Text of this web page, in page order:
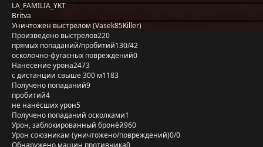
LA_FAMILIA_YKT
Britva
Уничтожен выстрелом (Vasek85Killer)
Произведено выстрелов220
прямых попаданий/пробитий130/42
осколочно-фугасных повреждений0
Нанесение урона2473
с дистанции свыше 300 м1183
Получено попаданий9
пробитий4
не нанёсших урон5
Получено попаданий осколками1
Урон, заблокированный бронёй960
Урон союзникам (уничтожено/повреждений)0/0
Обнаружено машин противника0